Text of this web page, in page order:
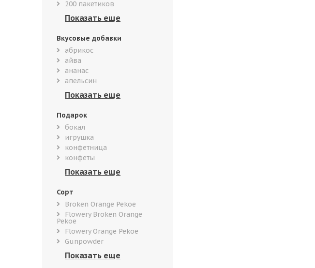
200 пакетиков
Вкусовые добавки
абрикос
айва
ананас
апельсин
Подарок
бокал
игрушка
конфетница
конфеты
Сорт
Broken Orange Pekoe
Flowery Broken Orange
Pekoe
Flowery Orange Pekoe
Gunpowder